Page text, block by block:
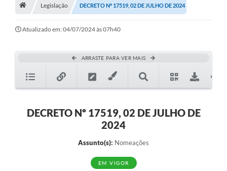
A História
Galeria de Fotos
Legislação DECRETO Nº 17519, 02 DE JULHO DE 2024
Atualizado em: 04/07/2024 às 07h40
ARRASTE PARA VER MAIS
DECRETO Nº 17519, 02 DE JULHO DE
2024
Assunto(s): Nomeações
EM VIGOR